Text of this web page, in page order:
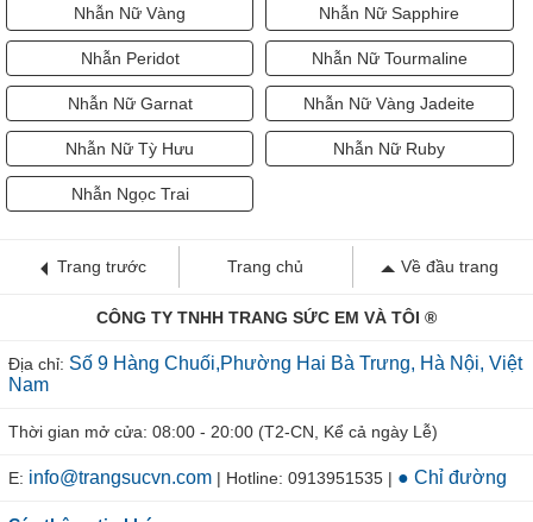
Nhẫn Nữ Vàng Nhẫn Nữ Sapphire
Nhẫn Peridot Nhẫn Nữ Tourmaline
Nhẫn Nữ Garnat Nhẫn Nữ Vàng Jadeite
Nhẫn Nữ Tỳ Hưu Nhẫn Nữ Ruby
Nhẫn Ngọc Trai
Trang trước Trang chủ Về đầu trang
CÔNG TY TNHH TRANG SỨC EM VÀ TÔI ®
Địa chỉ: Số 9 Hàng Chuối,Phường Hai Bà Trưng, Hà Nội, Việt
Nam
Thời gian mở cửa: 08:00 - 20:00 (T2-CN, Kể cả ngày Lễ)
E: info@trangsucvn.com | Hotline: 0913951535 | ● Chỉ đường